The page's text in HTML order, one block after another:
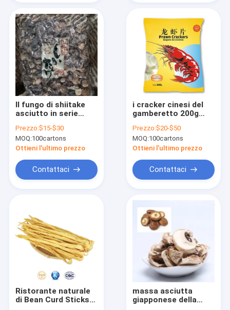
prodotti
Chi siamo
Contattaci
Il fungo di shiitake
asciutto in serie
asciugato i funghi di
shiitake organici
Prezzo:$15-$30
MOQ:100cartons
Ottieni l'ultimo prezzo
Contattaci
i cracker cinesi del
gamberetto 200g
chip del gamberetto
colorato spuntino
bianco rosso
Prezzo:$20-$50
MOQ:100cartons
Ottieni l'ultimo prezzo
Contattaci
Ristorante naturale
di Bean Curd Sticks
massa asciutta
giapponese della